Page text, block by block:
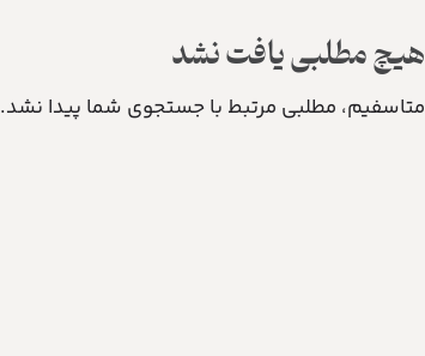
هیچ مطلبی یافت نشد
متاسفیم، مطلبی مرتبط با جستجوی شما پیدا نشد.